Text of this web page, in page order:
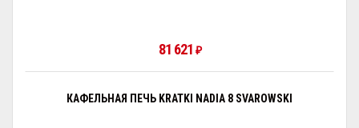
81 621 ₽
КАФЕЛЬНАЯ ПЕЧЬ KRATKI NADIA 8 SVAROWSKI